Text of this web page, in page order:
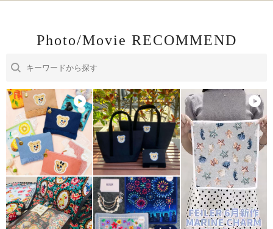
Photo/Movie RECOMMEND